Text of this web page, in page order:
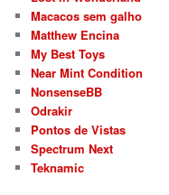
Macacos sem galho
Matthew Encina
My Best Toys
Near Mint Condition
NonsenseBB
Odrakir
Pontos de Vistas
Spectrum Next
Teknamic